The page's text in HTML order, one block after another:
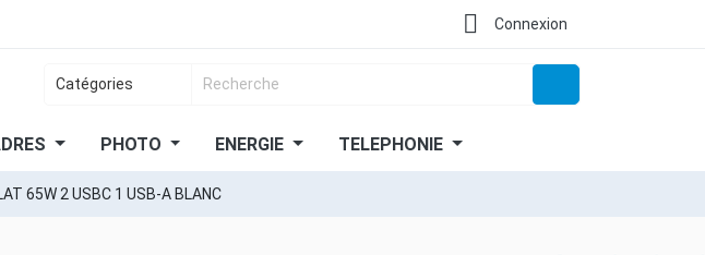
 Connexion
PHOTO ENERGIE TELEPHONIE
65W 2 USBC 1 USB-A BLANC